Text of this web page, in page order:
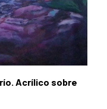
Acrílico sobre